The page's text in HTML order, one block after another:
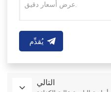
يُقدِّم
التالي